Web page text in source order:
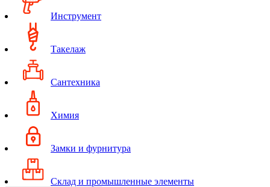
Инструмент
Такелаж
Сантехника
Химия
Замки и фурнитура
Склад и промышленные элементы